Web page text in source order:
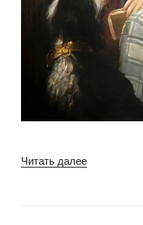
Читать далее«ВАЛЕРИАН